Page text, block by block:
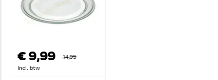
€ 9,99
14,95
Incl. btw